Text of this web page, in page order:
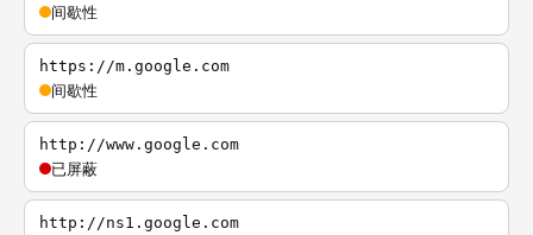
间歇性
https://m.google.com
间歇性
http://www.google.com
已屏蔽
http://ns1.google.com